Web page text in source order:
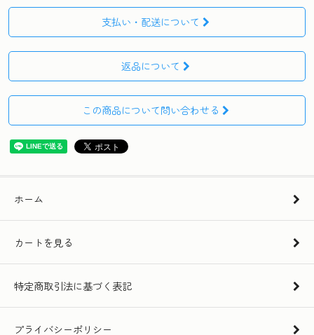
支払い・配送について
返品について
この商品について問い合わせる
ホーム
カートを見る
特定商取引法に基づく表記
プライバシーポリシー